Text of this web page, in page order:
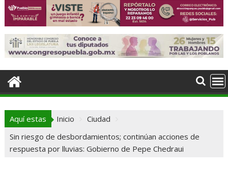
Aquí estas Inicio
Ciudad
Sin riesgo de desbordamientos; continúan acciones de
respuesta por lluvias: Gobierno de Pepe Chedraui